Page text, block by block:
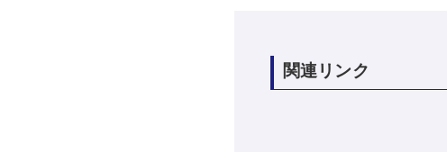
関連リンク